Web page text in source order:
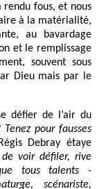
fous, et nous
à la matérialité,
au bavardage
et le remplissage
souvent sous
Dieu mais par le
défier de l’air du
pour fausses
Debray étaye
voir défiler, rive
tous talents -
scénariste,